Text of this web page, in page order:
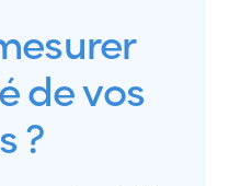
de vos
?